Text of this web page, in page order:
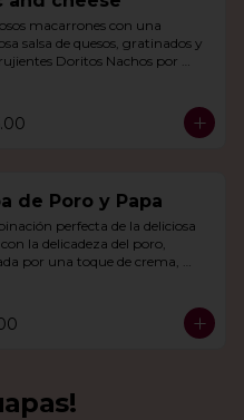
macarrones con una
salsa de quesos, gratinados y
Doritos Nachos por
de Poro y Papa
perfecta de la deliciosa
la delicadeza del poro,
por una toque de crema,